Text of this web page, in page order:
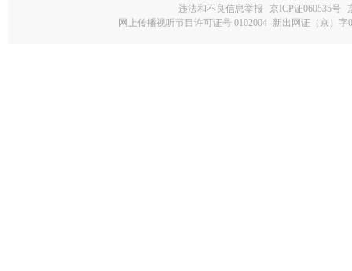
违法和不良信息举报 京ICP证060535号
网上传播视听节目许可证号 0102004 新出网证（京）